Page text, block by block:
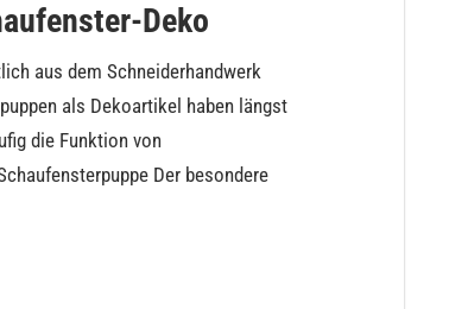
Deko
aus dem Schneiderhandwerk
als Dekoartikel haben längst
die Funktion von
Der besondere